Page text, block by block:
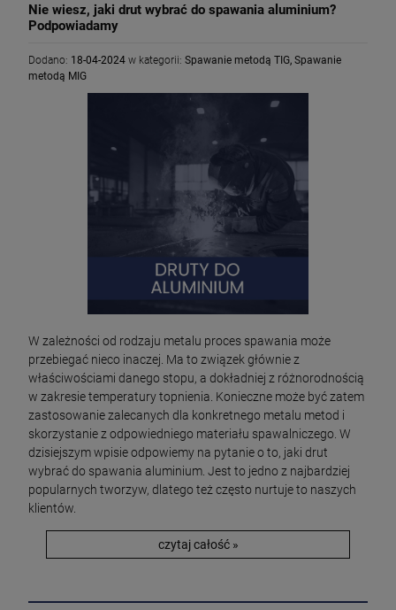
Nie wiesz, jaki drut wybrać do spawania aluminium?
Podpowiadamy
Dodano: 18-04-2024 w kategorii: Spawanie metodą TIG, Spawanie
metodą MIG
W zależności od rodzaju metalu proces spawania może
przebiegać nieco inaczej. Ma to związek głównie z
właściwościami danego stopu, a dokładniej z różnorodnością
w zakresie temperatury topnienia. Konieczne może być zatem
zastosowanie zalecanych dla konkretnego metalu metod i
skorzystanie z odpowiedniego materiału spawalniczego. W
dzisiejszym wpisie odpowiemy na pytanie o to, jaki drut
wybrać do spawania aluminium. Jest to jedno z najbardziej
popularnych tworzyw, dlatego też często nurtuje to naszych
klientów.
czytaj całość »